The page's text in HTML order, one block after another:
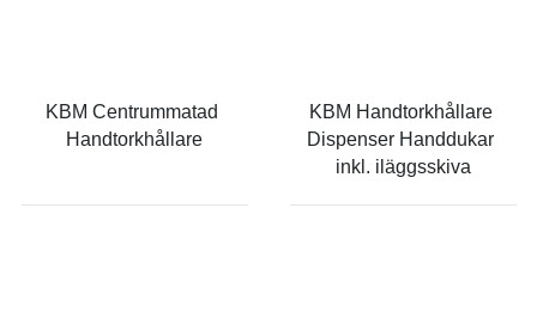
KBM Centrummatad
Handtorkhållare
KBM Handtorkhållare
Dispenser Handdukar
inkl. iläggsskiva